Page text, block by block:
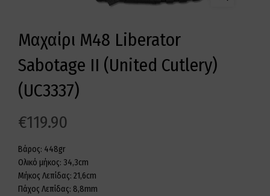
Μαχαίρι M48 Liberator
Sabotage II (United Cutlery)
(UC3337)
€119.90
Βάρος: 448gr
Ολικό μήκος: 34,3cm
Μήκος Λεπίδας: 21,6cm
Πάχος Λεπίδας: 8,8mm